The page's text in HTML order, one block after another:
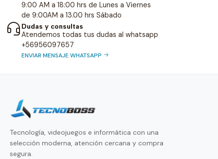
9:00 AM a 18:00 hrs de Lunes a Viernes
de 9:00AM a 13.00 hrs Sábado
Dudas y consultas
Atendemos todas tus dudas al whatsapp
+56956097657
ENVIAR MENSAJE WHATSAPP
Tecnología, videojuegos e informática con una
selección moderna, atención cercana y compra
segura.